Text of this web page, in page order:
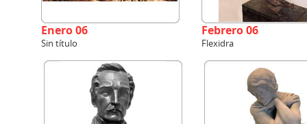
Enero 06
Sin título
Febrero 06
Flexidra